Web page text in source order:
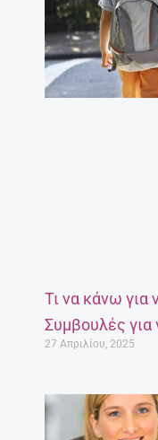
Τι να κάνω για
Συμβουλές για
27 Απριλίου, 2025